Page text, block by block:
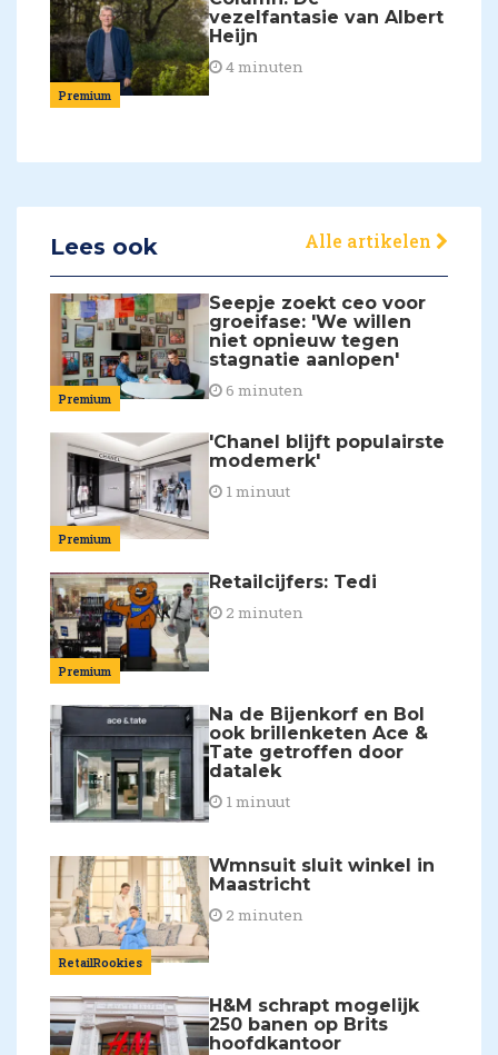
Premium
vezelfantasie van Albert
Heijn
4 minuten
Lees ook Alle artikelen
Premium
Seepje zoekt ceo voor
groeifase: 'We willen
niet opnieuw tegen
stagnatie aanlopen'
6 minuten
Premium
'Chanel blijft populairste
modemerk'
1 minuut
Premium
Retailcijfers: Tedi
2 minuten
Na de Bijenkorf en Bol
ook brillenketen Ace &
Tate getroffen door
datalek
1 minuut
RetailRookies
Wmnsuit sluit winkel in
Maastricht
2 minuten
H&M schrapt mogelijk
250 banen op Brits
hoofdkantoor